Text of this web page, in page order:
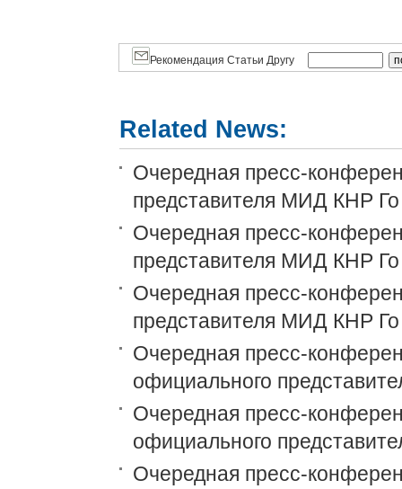
Рекомендация Статьи Другу
Related News:
Очередная пресс-
представителя МИД КНР Го
Очередная пресс-
представителя МИД КНР Го
Очередная пресс-
представителя МИД КНР Го
Очередная пресс-
официального
Очередная пресс-
официального
Очередная пресс-